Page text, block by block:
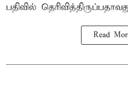
பதிவில்
Read